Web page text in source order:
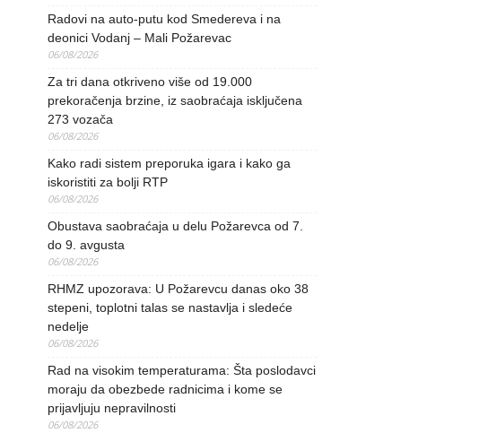
Radovi na auto-putu kod Smedereva i na
deonici Vodanj – Mali Požarevac
06/08/2026
Za tri dana otkriveno više od 19.000
prekoračenja brzine, iz saobraćaja isključena
273 vozača
06/08/2026
Kako radi sistem preporuka igara i kako ga
iskoristiti za bolji RTP
06/08/2026
Obustava saobraćaja u delu Požarevca od 7.
do 9. avgusta
06/08/2026
RHMZ upozorava: U Požarevcu danas oko 38
stepeni, toplotni talas se nastavlja i sledeće
nedelje
06/08/2026
Rad na visokim temperaturama: Šta poslodavci
moraju da obezbede radnicima i kome se
prijavljuju nepravilnosti
06/08/2026